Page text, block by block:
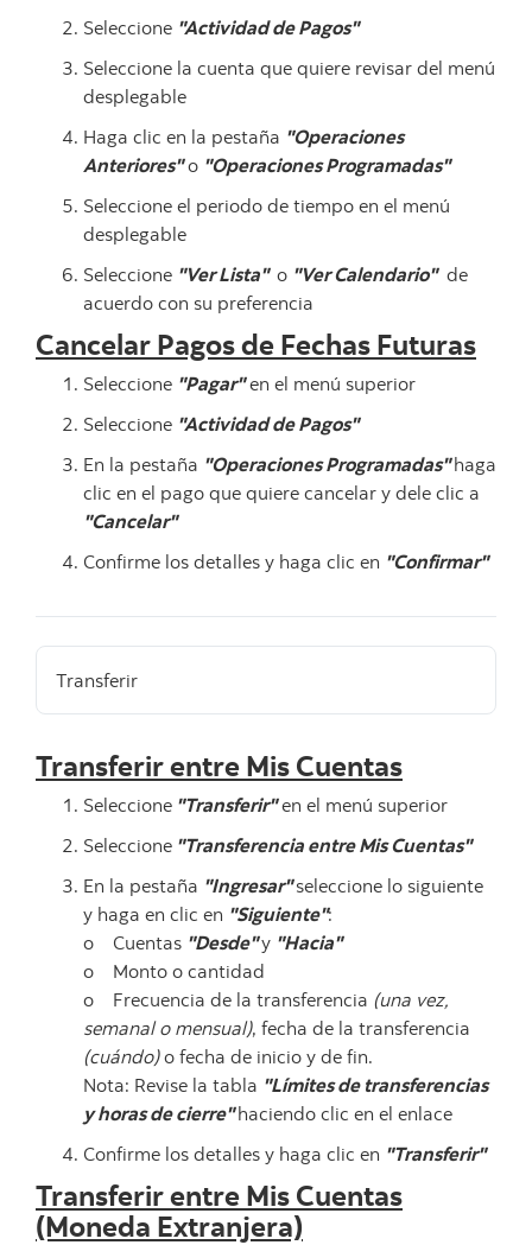
Seleccione "Actividad de Pagos"
Seleccione la cuenta que quiere revisar del menú
desplegable
Haga clic en la pestaña "Operaciones
Anteriores"o "Operaciones Programadas"
Seleccione el periodo de tiempo en el menú
desplegable
Seleccione "Ver Lista" o "Ver Calendario"de
acuerdo con su preferencia
Cancelar Pagos de Fechas Futuras
Seleccione "Pagar"en el menú superior
Seleccione "Actividad de Pagos"
En la pestaña "Operaciones Programadas"haga
clic en el pago que quiere cancelar y dele clic a
"Cancelar"
Confirme los detalles y haga clic en "Confirmar"
Transferir
Transferir entre Mis Cuentas
Seleccione "Transferir"en el menú superior
Seleccione "Transferencia entre Mis Cuentas"
En la pestaña "Ingresar"seleccione lo siguiente
y haga en clic en "Siguiente":
o Cuentas "Desde"y "Hacia"
o Monto o cantidad
o Frecuencia de la transferencia (una vez,
semanal o mensual), fecha de la transferencia
(cuándo)o fecha de inicio y de fin.
Nota: Revise la tabla "Límites de transferencias
y horas de cierre"haciendo clic en el enlace
Confirme los detalles y haga clic en "Transferir"
Transferir entre Mis Cuentas
(Moneda Extranjera)